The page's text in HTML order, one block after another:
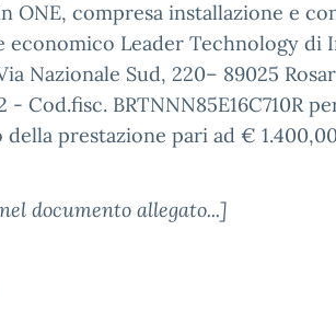
ONE, compresa installazione e
economico Leader Technology di
Nazionale Sud, 220– 89025
- Cod.fisc. BRTNNN85E16C710R
della prestazione pari ad €
documento allegato...]